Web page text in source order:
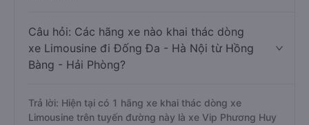
Câu hỏi: Các hãng xe nào khai thác dòng
xe Limousine đi Đống Đa - Hà Nội từ Hồng
Bàng - Hải Phòng?
Trả lời: Hiện tại có 1 hãng xe khai thác dòng xe
Limousine trên tuyến đường này là xe Vip Phương Huy